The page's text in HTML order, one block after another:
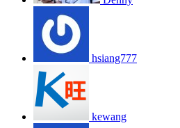
hsiang777
kewang